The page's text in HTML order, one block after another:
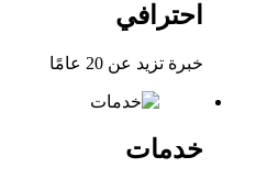
احترافي
خبرة تزيد عن 20 عامًا
خدمات